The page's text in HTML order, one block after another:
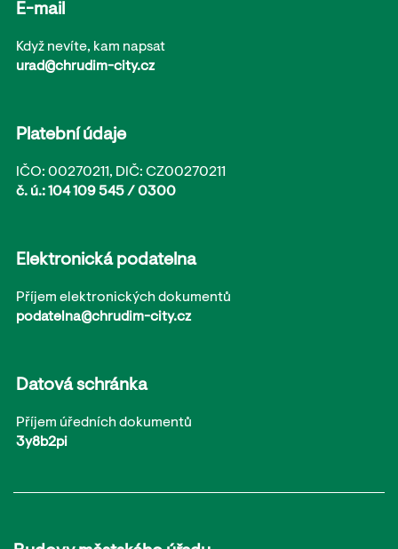
E-mail
Když nevíte, kam napsat
urad@chrudim-city.cz
Platební údaje
IČO: 00270211, DIČ: CZ00270211
č. ú.: 104 109 545 / 0300
Elektronická podatelna
Příjem elektronických dokumentů
podatelna@chrudim-city.cz
Datová schránka
Příjem úředních dokumentů
3y8b2pi